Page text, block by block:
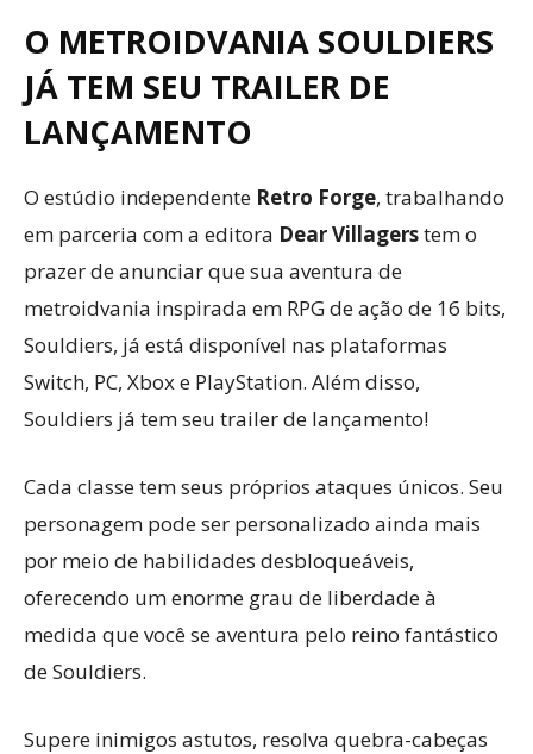
O METROIDVANIA SOULDIERS
JÁ TEM SEU TRAILER DE
LANÇAMENTO
O estúdio independente Retro Forge, trabalhando
em parceria com a editora Dear Villagerstem o
prazer de anunciar que sua aventura de
metroidvania inspirada em RPG de ação de 16 bits,
Souldiers, já está disponível nas plataformas
Switch, PC, Xbox e PlayStation. Além disso,
Souldiers já tem seu trailer de lançamento!
Cada classe tem seus próprios ataques únicos. Seu
personagem pode ser personalizado ainda mais
por meio de habilidades desbloqueáveis,
oferecendo um enorme grau de liberdade à
medida que você se aventura pelo reino fantástico
de Souldiers.
Supere inimigos astutos, resolva quebra-cabeças